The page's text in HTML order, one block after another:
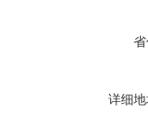
详细